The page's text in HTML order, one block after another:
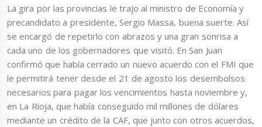
La gira por las provincias le trajo al ministro de Economía y
precandidato a presidente, Sergio Massa, buena suerte. Así
se encargó de repetirlo con abrazos y una gran sonrisa a
cada uno de los gobernadores que visitó. En San Juan
confirmó que había cerrado un nuevo acuerdo con el FMI que
le permitirá tener desde el 21 de agosto los desembolsos
necesarios para pagar los vencimientos hasta noviembre y,
en La Rioja, que había conseguido mil millones de dólares
mediante un crédito de la CAF, que junto con otros acuerdos,